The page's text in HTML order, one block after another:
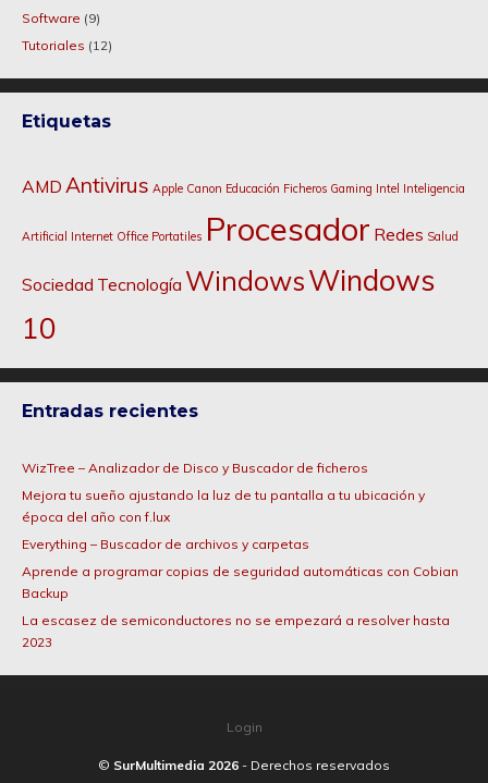
Software (9)
Tutoriales (12)
Etiquetas
AMD Antivirus Apple Canon Educación Ficheros Gaming Intel Inteligencia
Artificial Internet Office Portatiles Procesador Redes Salud
Sociedad Tecnología WindowsWindows
10
Entradas recientes
WizTree – Analizador de Disco y Buscador de ficheros
Mejora tu sueño ajustando la luz de tu pantalla a tu ubicación y
época del año con f.lux
Everything – Buscador de archivos y carpetas
Aprende a programar copias de seguridad automáticas con Cobian
Backup
La escasez de semiconductores no se empezará a resolver hasta
2023
Login
© SurMultimedia 2026 - Derechos reservados